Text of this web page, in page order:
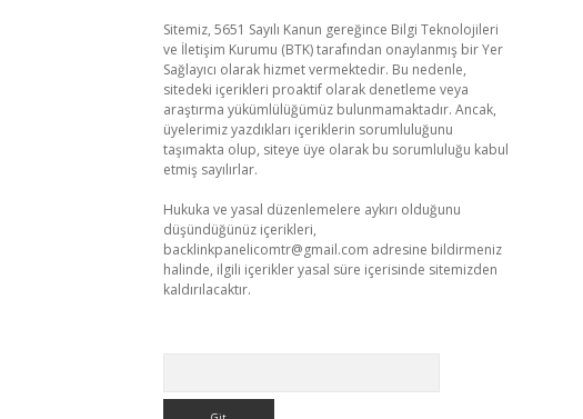
Sitemiz, 5651 Sayılı Kanun gereğince Bilgi Teknolojileri
ve İletişim Kurumu (BTK) tarafından onaylanmış bir Yer
Sağlayıcı olarak hizmet vermektedir. Bu nedenle,
sitedeki içerikleri proaktif olarak denetleme veya
araştırma yükümlülüğümüz bulunmamaktadır. Ancak,
üyelerimiz yazdıkları içeriklerin sorumluluğunu
taşımakta olup, siteye üye olarak bu sorumluluğu kabul
etmiş sayılırlar.
Hukuka ve yasal düzenlemelere aykırı olduğunu
düşündüğünüz içerikleri,
backlinkpanelicomtr@gmail.com adresine bildirmeniz
halinde, ilgili içerikler yasal süre içerisinde sitemizden
kaldırılacaktır.